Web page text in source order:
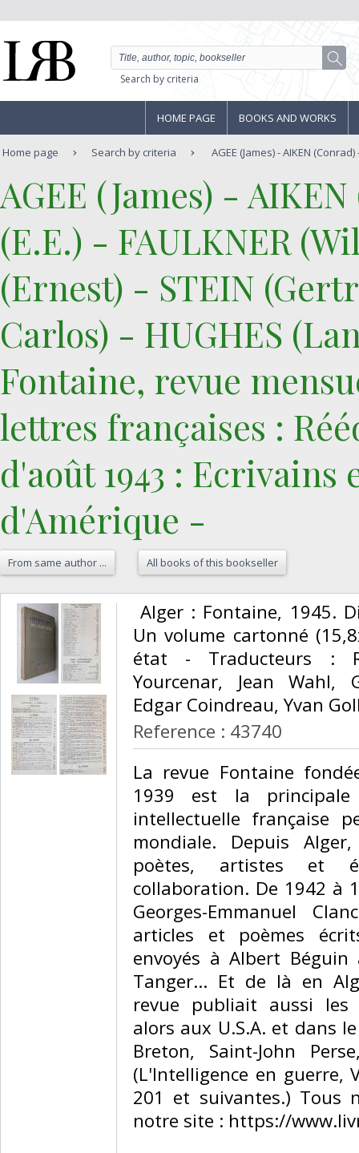
Search by criteria
HOME PAGE BOOKS AND WORKS
Home page Search by criteria AGEE (James) - AIKEN (Conrad)
‎AGEE (James) -
(E.E.) - FAULKNER
(Ernest) - STEIN
Carlos) - HUGHES
‎Fontaine, revue
lettres françaises :
d'août 1943 :
d'Amérique -‎
From same author ... All books of this bookseller
Alger : Fontaine, 1945.
Un volume cartonné
état - Traducteurs :
Yourcenar, Jean Wahl,
Edgar Coindreau, Yvan
Reference : 43740
‎La revue Fontaine
1939 est la
intellectuelle française
mondiale. Depuis
poètes, artistes et
collaboration. De 1942 à
Georges-Emmanuel
articles et poèmes
envoyés à Albert
Tanger... Et de là en
revue publiait aussi les
alors aux U.S.A. et dans
Breton, Saint-John
(L'Intelligence en guerre,
201 et suivantes.) Tous
notre site : https://